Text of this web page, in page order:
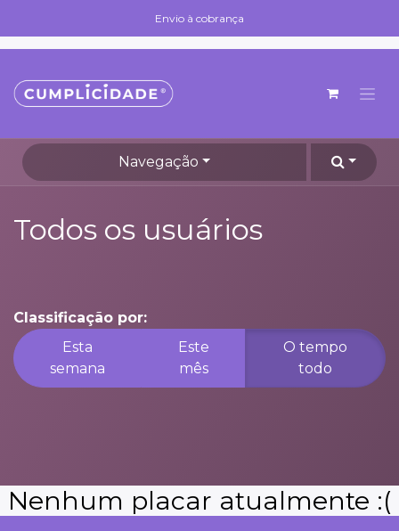
Envio à cobrança
Envio à cobrança
Navegação
Todos os usuários
Classificação por:
Esta
semana
Este
mês
O tempo
todo
Nenhum placar atualmente :(